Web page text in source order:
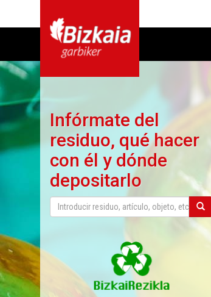
Infórmate del
residuo, qué hacer
con él y dónde
depositarlo